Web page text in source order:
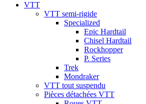
VTT
VTT semi-rigide
Specialized
Epic Hardtail
Chisel Hardtail
Rockhopper
P. Series
Trek
Mondraker
VTT tout suspendu
Pièces détachées VTT